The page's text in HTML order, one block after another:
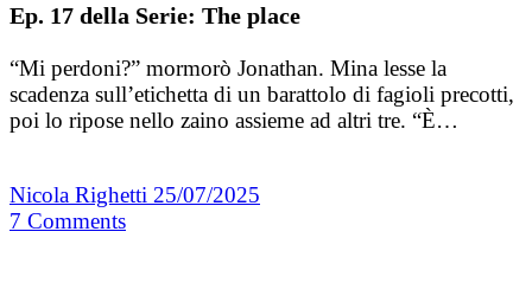
Ep. 17 della Serie: The place
“Mi perdoni?” mormorò Jonathan. Mina lesse la
scadenza sull’etichetta di un barattolo di fagioli precotti,
poi lo ripose nello zaino assieme ad altri tre. “È…
Nicola Righetti 25/07/2025
7 Comments